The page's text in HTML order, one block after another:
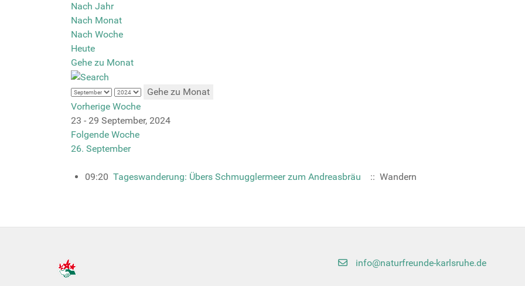
Nach Jahr
Nach Monat
Nach Woche
Heute
Gehe zu Monat
Gehe zu Monat
Vorherige Woche
23 - 29 September, 2024
Folgende Woche
26. September
09:20 Tageswanderung: Übers Schmugglermeer zum Andreasbräu :: Wandern
info@naturfreunde-karlsruhe.de